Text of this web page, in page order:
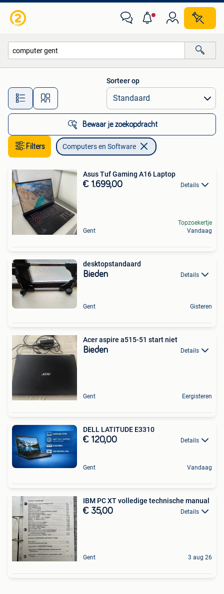
Alle afstanden…
Sorteer op
Bewaar je zoekopdracht
Filters Computers en Software
Asus Tuf Gaming A16 Laptop
€ 1.699,00 Details
Gent
Topzoekertje
Vandaag
desktopstandaard
Bieden Details
Gent Gisteren
Acer aspire a515-51 start niet
Bieden Details
Gent Eergisteren
DELL LATITUDE E3310
€ 120,00 Details
Gent Vandaag
IBM PC XT volledige technische manual
€ 35,00 Details
Gent 3 aug 26